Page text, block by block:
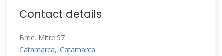
Contact details
Bme. Mitre 57
Catamarca, Catamarca